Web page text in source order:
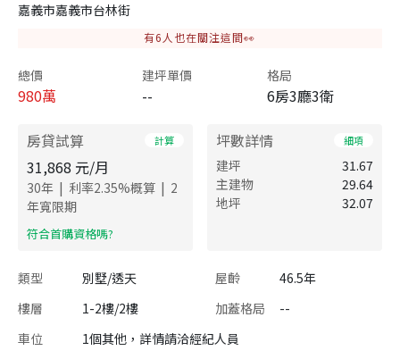
嘉義市嘉義市台林街
有6 人也在關注這間👀
總價
980萬
建坪單價
--
格局
6房3廳3衛
房貸試算 計算
31,868 元/月
30年 | 利率2.35%概算 | 2
年寬限期
​符合首購資格嗎?
坪數詳情 細項
建坪
31.67
主建物
29.64
地坪
32.07
類型 別墅/透天 屋齡
46.5年
樓層
1-2樓/2樓 加蓋格局
--
車位
1個其他，詳情請洽經紀人員